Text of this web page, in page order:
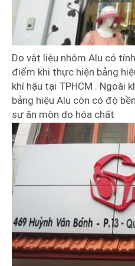
Do vật liệu nhôm Alu có
điểm khi thực hiện bảng
khí hậu tại TPHCM . Ngoài
bảng hiệu Alu còn có độ
sự ăn mòn do hóa chất